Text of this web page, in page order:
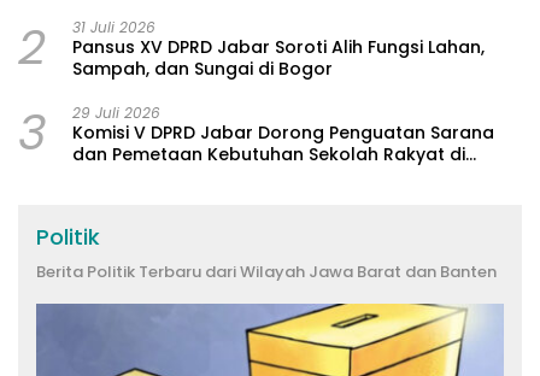
2 31 Juli 2026
Pansus XV DPRD Jabar Soroti Alih Fungsi Lahan,
Sampah, dan Sungai di Bogor
3 29 Juli 2026
Komisi V DPRD Jabar Dorong Penguatan Sarana
dan Pemetaan Kebutuhan Sekolah Rakyat di
Politik
Berita Politik Terbaru dari Wilayah Jawa Barat dan Banten